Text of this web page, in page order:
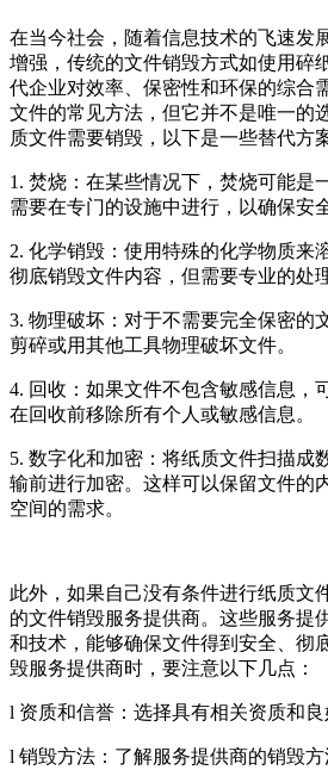
在当今社会，随着信息技术的飞速发
增强，传统的文件销毁方式如使用碎
代企业对效率、保密性和环保的综合
文件的常见方法，但它并不是唯一的
质文件需要销毁，以下是一些替代方
1. 焚烧：在某些情况下，焚烧可能是
需要在专门的设施中进行，以确保安
2. 化学销毁：使用特殊的化学物质来
彻底销毁文件内容，但需要专业的处
3. 物理破坏：对于不需要完全保密的
剪碎或用其他工具物理破坏文件。
4. 回收：如果文件不包含敏感信息，
在回收前移除所有个人或敏感信息。
5. 数字化和加密：将纸质文件扫描成
输前进行加密。这样可以保留文件的
空间的需求。
此外，如果自己没有条件进行纸质文
的文件销毁服务提供商。这些服务提
和技术，能够确保文件得到安全、彻
毁服务提供商时，要注意以下几点：
l 资质和信誉：选择具有相关资质和良
l 销毁方法：了解服务提供商的销毁